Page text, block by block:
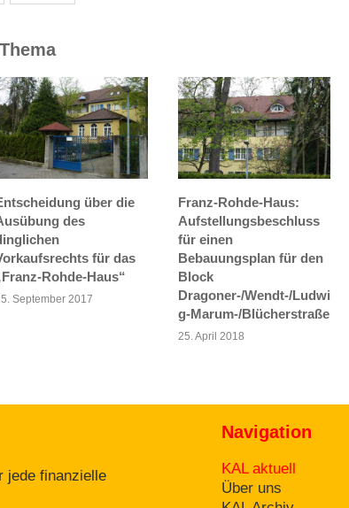
über die
des
für das
Rohde-Haus“
September 2017
Franz-Rohde-Haus:
Aufstellungsbeschluss
für einen
Bebauungsplan für den
Block
Dragoner-/Wendt-/Ludwi
g-Marum-/Blücherstraße
25. April 2018
jede finanzielle
Navigation
KAL aktuell
Über uns